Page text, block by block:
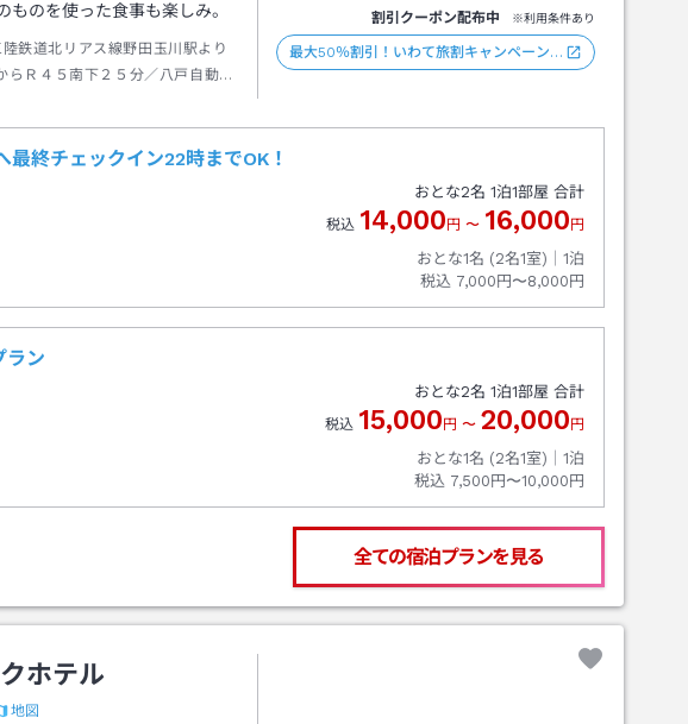
ものを使った食事も楽しみ。
陸鉄道北リアス線野田玉川駅より
らＲ４５南下２５分／八戸自動車
駅～当館送迎あり。※前日要予
割引クーポン配布中 ※利用条件あり
最大50％割引！いわて旅割キャンペーン…
終チェックイン22時までOK！
おとな2名 1泊1部屋 合計
税込 14,000 円 〜 16,000 円
おとな1名 (2名1室)｜ 1泊
税込 7,000円〜8,000円
ラン
おとな2名 1泊1部屋 合計
税込 15,000 円 〜 20,000 円
おとな1名 (2名1室)｜ 1泊
税込 7,500円〜10,000円
全ての宿泊プランを見る
ホテル
地図